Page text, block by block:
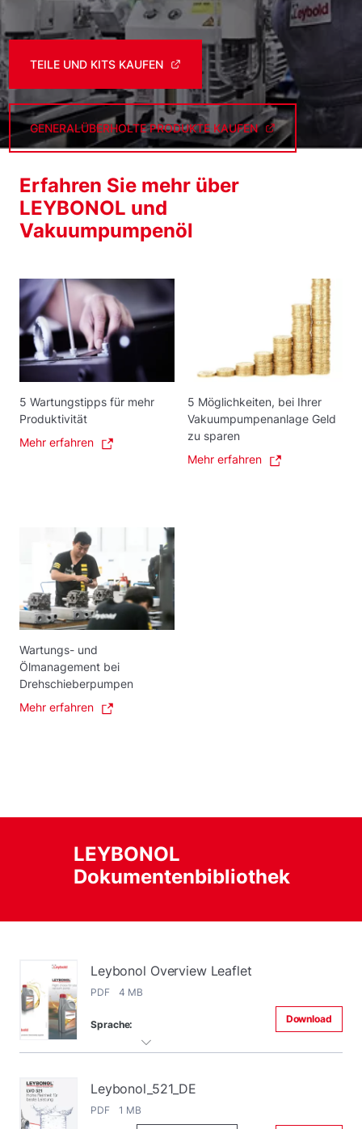
TEILE UND KITS KAUFEN
GENERALÜBERHOLTE PRODUKTE KAUFEN
Erfahren Sie mehr über
LEYBONOL und
Vakuumpumpenöl
5 Wartungstipps für mehr
Produktivität
Mehr erfahren
5 Möglichkeiten, bei Ihrer
Vakuumpumpenanlage Geld
zu sparen
Mehr erfahren
Wartungs- und
Ölmanagement bei
Drehschieberpumpen
Mehr erfahren
LEYBONOL
Dokumentenbibliothek
Leybonol Overview Leaflet
PDF 4 MB
Sprache: Download
Leybonol_521_DE
PDF 1 MB